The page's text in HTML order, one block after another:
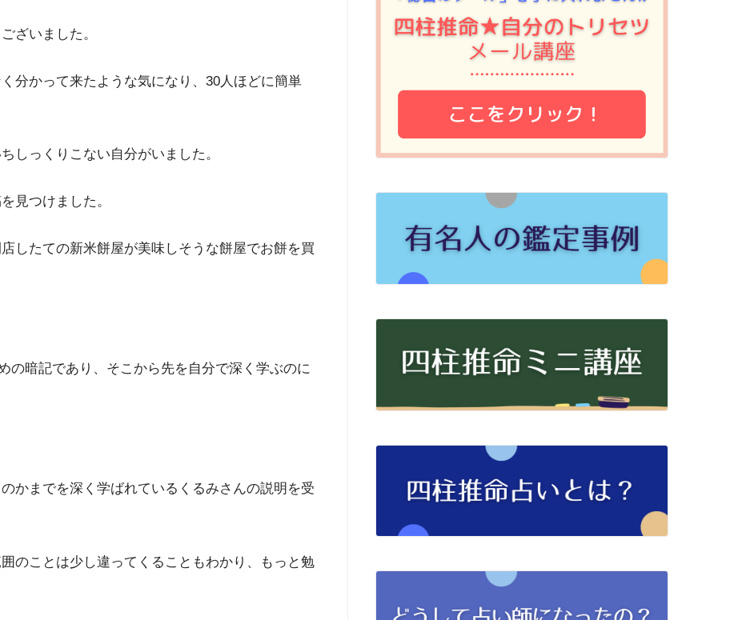
ざいました。
分かって来たような気になり、30人ほどに簡単
しっくりこない自分がいました。
見つけました。
したての新米餅屋が美味しそうな餅屋でお餅を買
の暗記であり、そこから先を自分で深く学ぶのに
かまでを深く学ばれているくるみさんの説明を受
のことは少し違ってくることもわかり、もっと勉